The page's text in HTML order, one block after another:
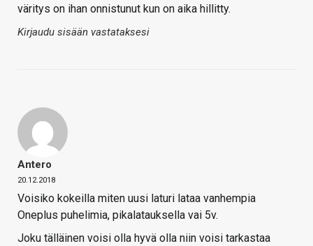
väritys on ihan onnistunut kun on aika hillitty.
Kirjaudu sisään vastataksesi
Antero
20.12.2018
Voisiko kokeilla miten uusi laturi lataa vanhempia
Oneplus puhelimia, pikalatauksella vai 5v.
Joku tälläinen voisi olla hyvä olla niin voisi tarkastaa